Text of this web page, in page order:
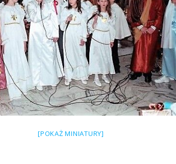
[POKAŻ MINIATURY]